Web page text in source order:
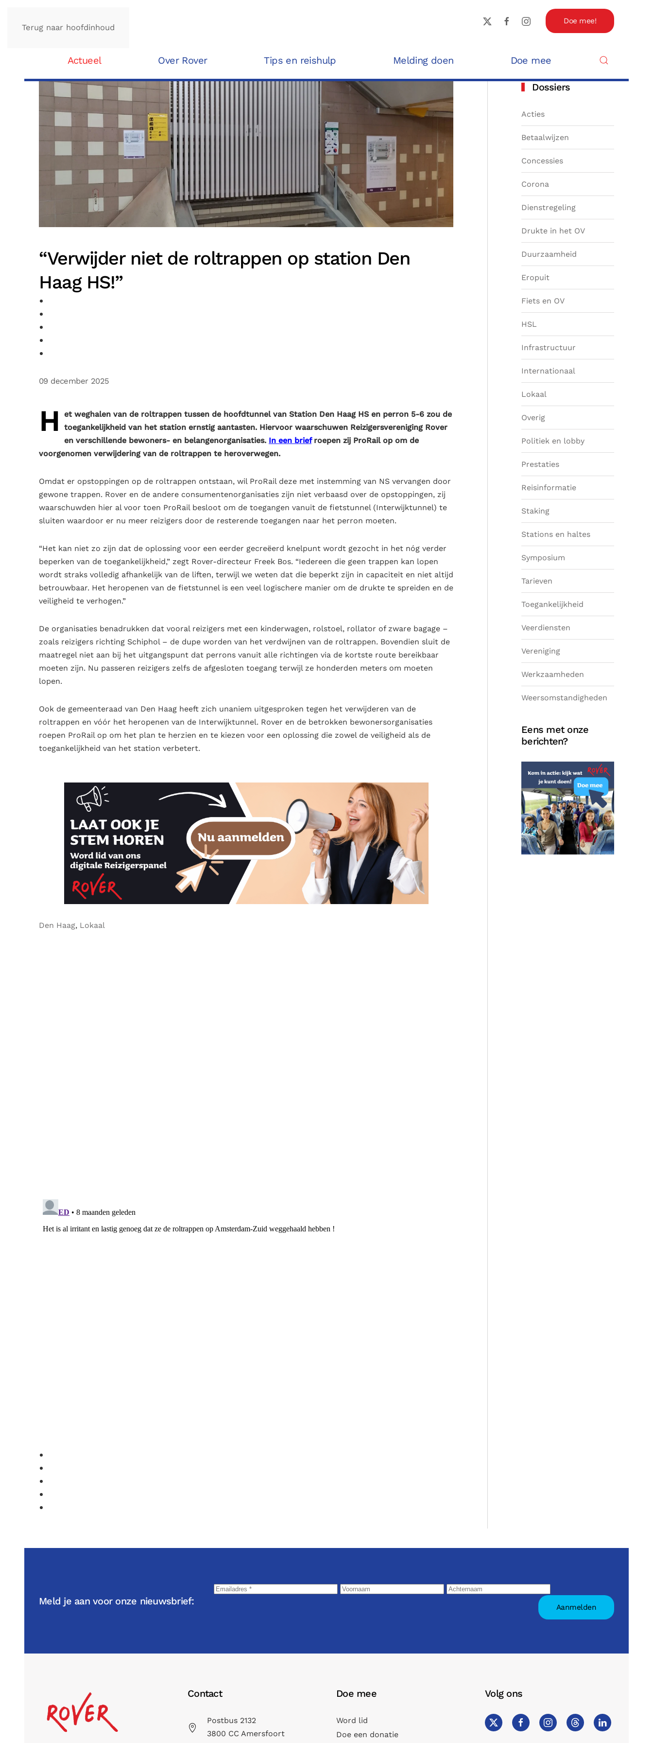
Terug naar hoofdinhoud
Doe mee!
Actueel Over Rover Tips en reishulp Melding doen Doe mee
“Verwijder niet de roltrappen op station Den
Haag HS!”
09 december 2025
H
et weghalen van de roltrappen tussen de hoofdtunnel van Station Den Haag HS en perron 5-6 zou de
toegankelijkheid van het station ernstig aantasten. Hiervoor waarschuwen Reizigersvereniging Rover
en verschillende bewoners- en belangenorganisaties. In een briefroepen zij ProRail op om de
voorgenomen verwijdering van de roltrappen te heroverwegen.
Omdat er opstoppingen op de roltrappen ontstaan, wil ProRail deze met instemming van NS vervangen door
gewone trappen. Rover en de andere consumentenorganisaties zijn niet verbaasd over de opstoppingen, zij
waarschuwden hier al voor toen ProRail besloot om de toegangen vanuit de fietstunnel (Interwijktunnel) te
sluiten waardoor er nu meer reizigers door de resterende toegangen naar het perron moeten.
“Het kan niet zo zijn dat de oplossing voor een eerder gecreëerd knelpunt wordt gezocht in het nóg verder
beperken van de toegankelijkheid,” zegt Rover-directeur Freek Bos. “Iedereen die geen trappen kan lopen
wordt straks volledig afhankelijk van de liften, terwijl we weten dat die beperkt zijn in capaciteit en niet altijd
betrouwbaar. Het heropenen van de fietstunnel is een veel logischere manier om de drukte te spreiden en de
veiligheid te verhogen.”
De organisaties benadrukken dat vooral reizigers met een kinderwagen, rolstoel, rollator of zware bagage –
zoals reizigers richting Schiphol – de dupe worden van het verdwijnen van de roltrappen. Bovendien sluit de
maatregel niet aan bij het uitgangspunt dat perrons vanuit alle richtingen via de kortste route bereikbaar
moeten zijn. Nu passeren reizigers zelfs de afgesloten toegang terwijl ze honderden meters om moeten
lopen.
Ook de gemeenteraad van Den Haag heeft zich unaniem uitgesproken tegen het verwijderen van de
roltrappen en vóór het heropenen van de Interwijktunnel. Rover en de betrokken bewonersorganisaties
roepen ProRail op om het plan te herzien en te kiezen voor een oplossing die zowel de veiligheid als de
toegankelijkheid van het station verbetert.
Den Haag, Lokaal
Dossiers
Acties
Betaalwijzen
Concessies
Corona
Dienstregeling
Drukte in het OV
Duurzaamheid
Eropuit
Fiets en OV
HSL
Infrastructuur
Internationaal
Lokaal
Overig
Politiek en lobby
Prestaties
Reisinformatie
Staking
Stations en haltes
Symposium
Tarieven
Toegankelijkheid
Veerdiensten
Vereniging
Werkzaamheden
Weersomstandigheden
Eens met onze
berichten?
Meld je aan voor onze nieuwsbrief:
Contact
Postbus 2132
3800 CC Amersfoort
Doe mee
Word lid
Doe een donatie
Volg ons